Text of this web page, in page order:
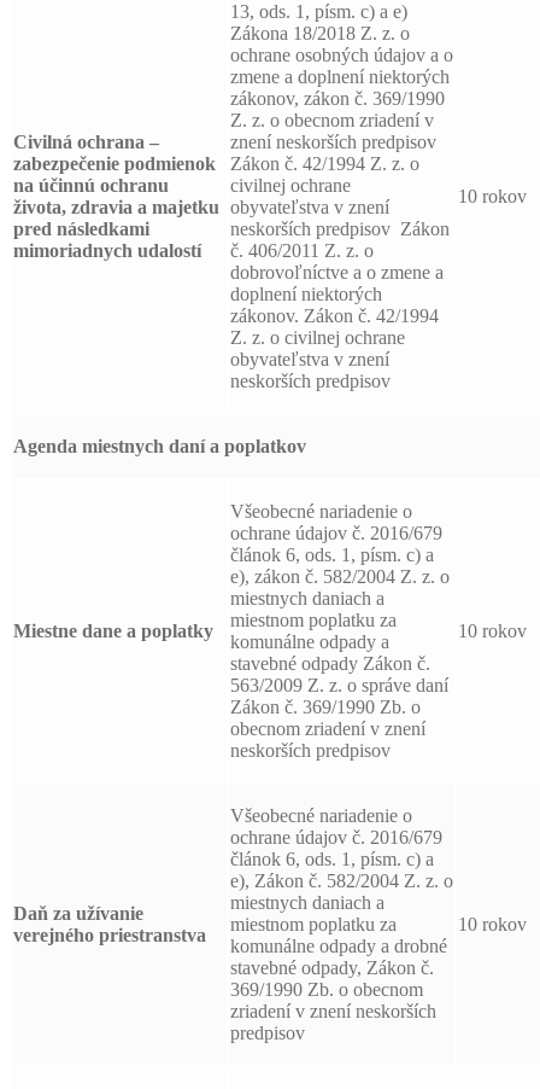
Civilná ochrana –
zabezpečenie podmienok
na účinnú ochranu
života, zdravia a majetku
pred následkami
mimoriadnych udalostí
13, ods. 1, písm. c) a e)
Zákona 18/2018 Z. z. o
ochrane osobných údajov a o
zmene a doplnení niektorých
zákonov, zákon č. 369/1990
Z. z. o obecnom zriadení v
znení neskorších predpisov
Zákon č. 42/1994 Z. z. o
civilnej ochrane
obyvateľstva v znení
neskorších predpisov Zákon
č. 406/2011 Z. z. o
dobrovoľníctve a o zmene a
doplnení niektorých
zákonov. Zákon č. 42/1994
Z. z. o civilnej ochrane
obyvateľstva v znení
neskorších predpisov
10 rokov
Agenda miestnych daní a poplatkov
Miestne dane a poplatky
Všeobecné nariadenie o
ochrane údajov č. 2016/679
článok 6, ods. 1, písm. c) a
e), zákon č. 582/2004 Z. z. o
miestnych daniach a
miestnom poplatku za
komunálne odpady a
stavebné odpady Zákon č.
563/2009 Z. z. o správe daní
Zákon č. 369/1990 Zb. o
obecnom zriadení v znení
neskorších predpisov
10 rokov
Daň za užívanie
verejného priestranstva
Všeobecné nariadenie o
ochrane údajov č. 2016/679
článok 6, ods. 1, písm. c) a
e), Zákon č. 582/2004 Z. z. o
miestnych daniach a
miestnom poplatku za
komunálne odpady a drobné
stavebné odpady, Zákon č.
369/1990 Zb. o obecnom
zriadení v znení neskorších
predpisov
10 rokov